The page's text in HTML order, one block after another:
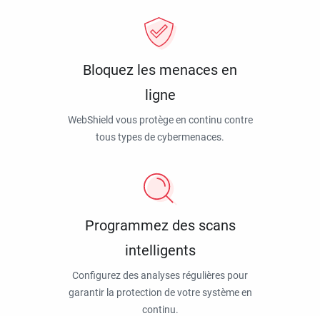
Bloquez les menaces en
ligne
WebShield vous protège en continu contre
tous types de cybermenaces.
Programmez des scans
intelligents
Configurez des analyses régulières pour
garantir la protection de votre système en
continu.